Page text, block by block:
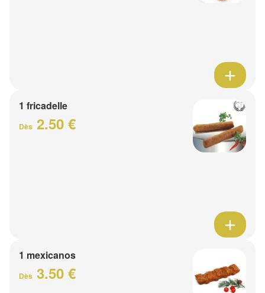
1 fricadelle
Dès 2.50 €
1 mexicanos
Dès 3.50 €